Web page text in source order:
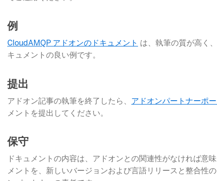
例
CloudAMQP アドオンのドキュメント は、執筆の質が高く
キュメントの良い例です。
提出
アドオン記事の執筆を終了したら、 アドオンパートナーポ
メントを提出してください。
保守
ドキュメントの内容は、アドオンとの関連性がなければ意
メントを、新しいバージョンおよび言語リリースと整合性